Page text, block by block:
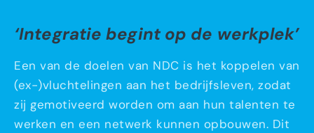
‘Integratie begint op de werkplek’
Een van de doelen van NDC is het koppelen van
(ex-)vluchtelingen aan het bedrijfsleven, zodat
zij gemotiveerd worden om aan hun talenten te
werken en een netwerk kunnen opbouwen. Dit